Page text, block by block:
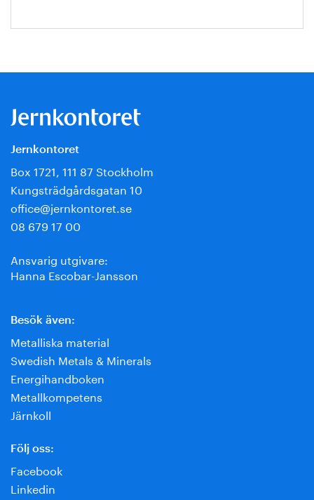
Jernkontoret
Box 1721, 111 87 Stockholm
Kungsträdgårdsgatan 10
office@jernkontoret.se
08 679 17 00
Ansvarig utgivare:
Hanna Escobar-Jansson
Besök även:
Metalliska material
Swedish Metals & Minerals
Energihandboken
Metallkompetens
Järnkoll
Följ oss:
Facebook
Linkedin